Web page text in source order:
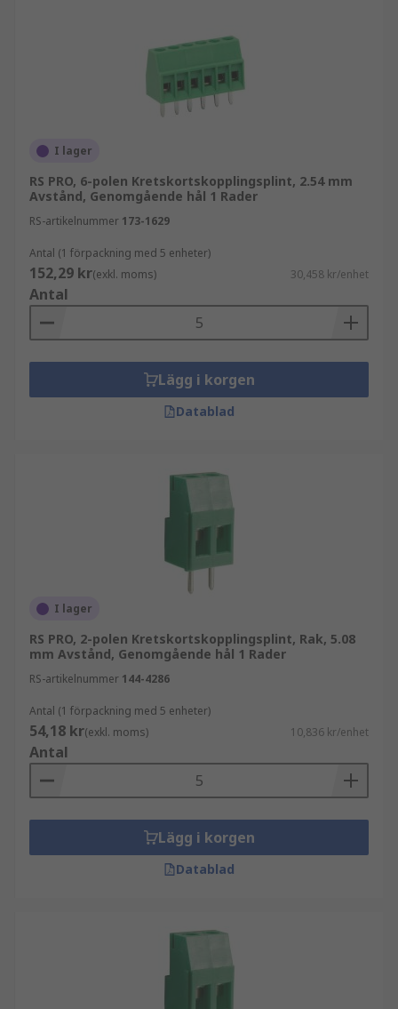
I lager
RS PRO, 6-polen Kretskortskopplingsplint, 2.54 mm
Avstånd, Genomgående hål 1 Rader
RS-artikelnummer 173-1629
Antal (1 förpackning med 5 enheter)
152,29 kr(exkl. moms) 30,458 kr/enhet
Antal
Lägg i korgen
Datablad
I lager
RS PRO, 2-polen Kretskortskopplingsplint, Rak, 5.08
mm Avstånd, Genomgående hål 1 Rader
RS-artikelnummer 144-4286
Antal (1 förpackning med 5 enheter)
54,18 kr(exkl. moms) 10,836 kr/enhet
Antal
Lägg i korgen
Datablad